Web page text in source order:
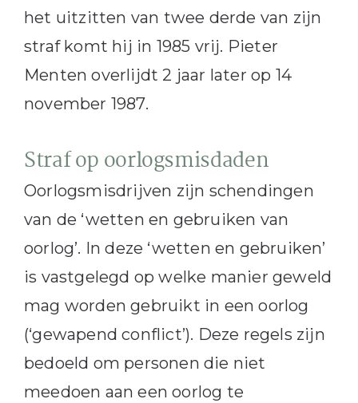
het uitzitten van twee derde van zijn
straf komt hij in 1985 vrij. Pieter
Menten overlijdt 2 jaar later op 14
november 1987.
Straf op oorlogsmisdaden
Oorlogsmisdrijven zijn schendingen
van de ‘wetten en gebruiken van
oorlog’. In deze ‘wetten en gebruiken’
is vastgelegd op welke manier geweld
mag worden gebruikt in een oorlog
(‘gewapend conflict’). Deze regels zijn
bedoeld om personen die niet
meedoen aan een oorlog te